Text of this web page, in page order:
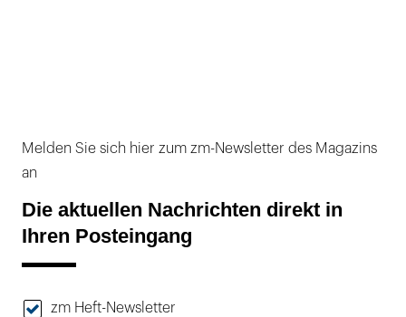
Melden Sie sich hier zum zm-Newsletter des Magazins
an
Die aktuellen Nachrichten direkt in
Ihren Posteingang
zm Heft-Newsletter